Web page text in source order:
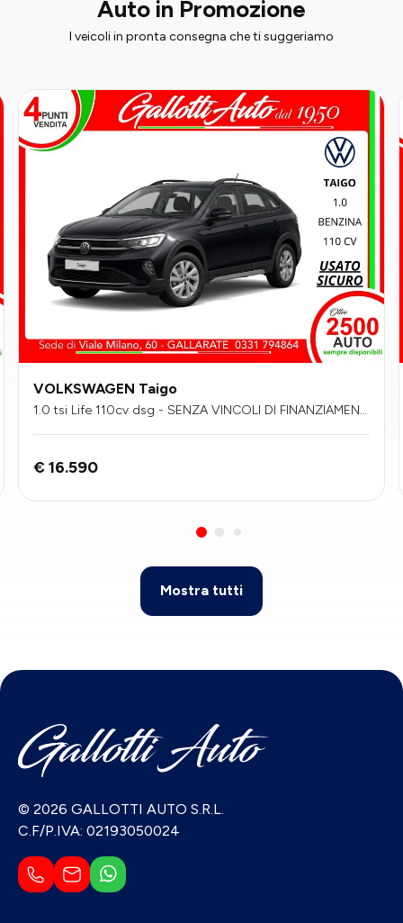
Auto in Promozione
I veicoli in pronta consegna che ti suggeriamo
VOLKSWAGEN Taigo
1.0 tsi Life 110cv dsg - SENZA VINCOLI DI FINANZIAMENT
€ 16.590
Mostra tutti
© 2026 GALLOTTI AUTO S.R.L.
C.F/P.IVA: 02193050024